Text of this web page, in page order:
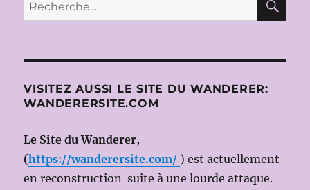
AUF
(Arnold
SCHÖNBERG)
KONTARSKY)
/IL
TABARRO
pour :
VISITEZ AUSSI LE SITE DU WANDERER:
WANDERERSITE.COM
Le Site du Wanderer,
(https://wanderersite.com/ ) est actuellement
en reconstruction suite à une lourde attaque.